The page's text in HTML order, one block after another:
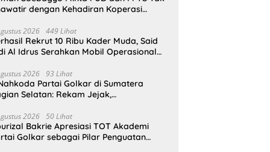
dengan Kehadiran Koperasi
2026 449 Lihat
Rekrut 10 Ribu Kader Muda, Said
Al Idrus Serahkan Mobil Operasional
2026 93 Lihat
Partai Golkar di Sumatera
Selatan: Rekam Jejak,
2026 50 Lihat
Bakrie Apresiasi TOT Akademi
Golkar sebagai Pilar Penguatan